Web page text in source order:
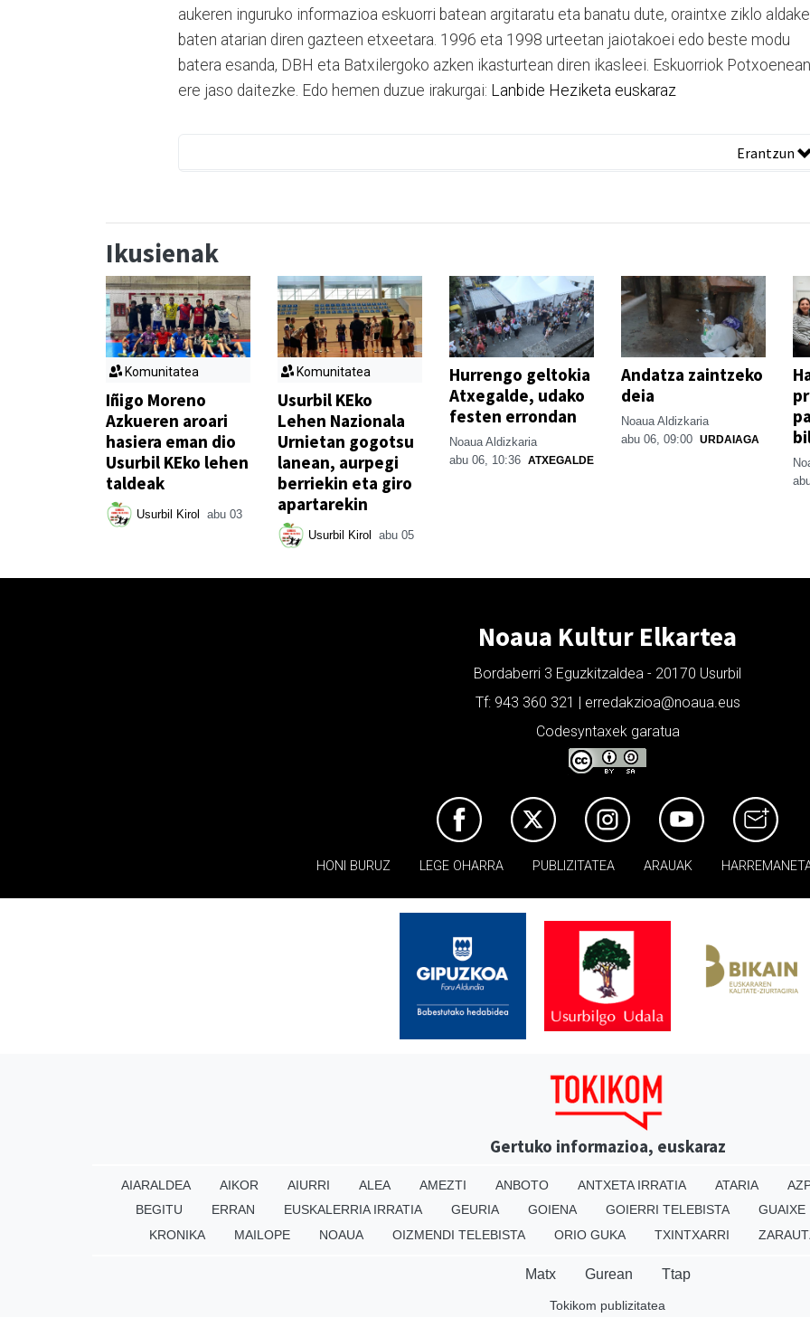
aukeren inguruko informazioa eskuorri batean argitaratu eta banatu dute, oraintxe ziklo
baten atarian diren gazteen etxeetara. 1996 eta 1998 urteetan jaiotakoei edo beste modu
batera esanda, DBH eta Batxilergoko azken ikasturtean diren ikasleei. Eskuorriok Potxoenean
ere jaso daitezke. Edo hemen duzue irakurgai: Lanbide Heziketa euskaraz
Erantzun
Ikusienak
Komunitatea
Iñigo Moreno
Azkueren aroari
hasiera eman dio
Usurbil KEko lehen
taldeak
Usurbil Kirol abu 03
Komunitatea
Usurbil KEko
Lehen Nazionala
Urnietan gogotsu
lanean, aurpegi
berriekin eta giro
apartarekin
Usurbil Kirol abu 05
Hurrengo geltokia
Atxegalde, udako
festen errondan
Noaua Aldizkaria
abu 06, 10:36 ATXEGALDE
Andatza zaintzeko
deia
Noaua Aldizkaria
abu 06, 09:00 URDAIAGA
Noaua Kultur Elkartea
Bordaberri 3 Eguzkitzaldea - 20170 Usurbil
Tf: 943 360 321 | erredakzioa@noaua.eus
Codesyntaxek garatua
HONI BURUZ LEGE OHARRA PUBLIZITATEA ARAUAK
Gertuko informazioa, euskaraz
AIARALDEA AIKOR AIURRI ALEA AMEZTI ANBOTO ANTXETA IRRATIA ATARIA
BEGITU
ERRAN EUSKALERRIA IRRATIA GEURIA GOIENA GOIERRI TELEBISTA GUAIXE
KRONIKA
MAILOPE NOAUA OIZMENDI TELEBISTA ORIO GUKA TXINTXARRI
Matx Gurean Ttap
Tokikom publizitatea